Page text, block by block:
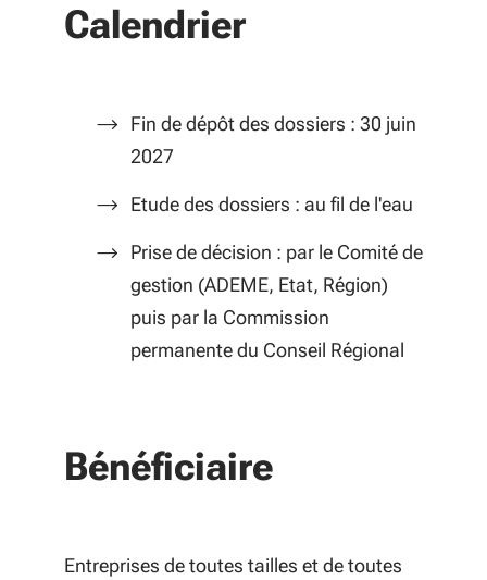
Calendrier
Fin de dépôt des dossiers : 30 juin
2027
Etude des dossiers : au fil de l'eau
Prise de décision : par le Comité de
gestion (ADEME, Etat, Région)
puis par la Commission
permanente du Conseil Régional
Bénéficiaire
Entreprises de toutes tailles et de toutes